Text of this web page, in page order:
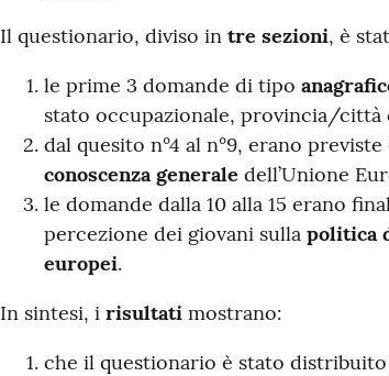
Il questionario, diviso in tre sezioni, è
le prime 3 domande di tipo
stato occupazionale, provincia/città
dal quesito n°4 al n°9, erano
conoscenza generale dell’Unione
le domande dalla 10 alla 15 erano
percezione dei giovani sulla politica
europei.
In sintesi, i risultatimostrano:
che il questionario è stato